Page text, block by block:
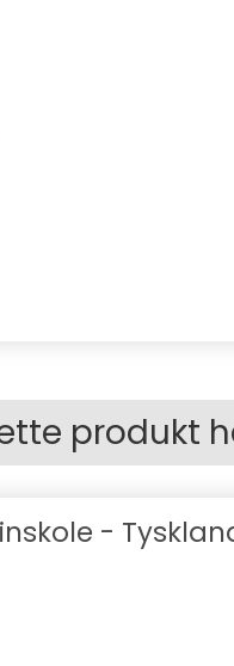
produkt
-